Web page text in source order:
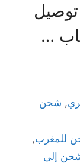
…
, شحن
للمغرب,
إلى